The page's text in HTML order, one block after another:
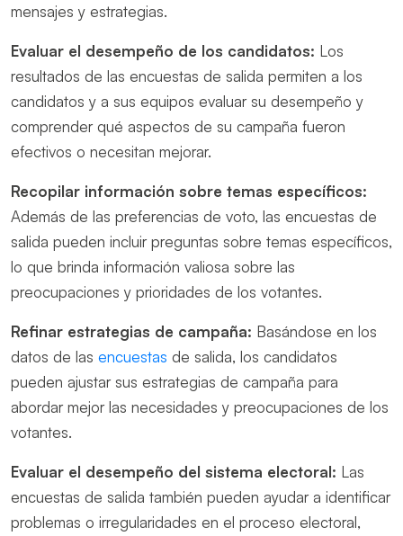
mensajes y estrategias.
Evaluar el desempeño de los candidatos: Los
resultados de las encuestas de salida permiten a los
candidatos y a sus equipos evaluar su desempeño y
comprender qué aspectos de su campaña fueron
efectivos o necesitan mejorar.
Recopilar información sobre temas específicos:
Además de las preferencias de voto, las encuestas de
salida pueden incluir preguntas sobre temas específicos,
lo que brinda información valiosa sobre las
preocupaciones y prioridades de los votantes.
Refinar estrategias de campaña: Basándose en los
datos de las encuestas de salida, los candidatos
pueden ajustar sus estrategias de campaña para
abordar mejor las necesidades y preocupaciones de los
votantes.
Evaluar el desempeño del sistema electoral: Las
encuestas de salida también pueden ayudar a identificar
problemas o irregularidades en el proceso electoral,